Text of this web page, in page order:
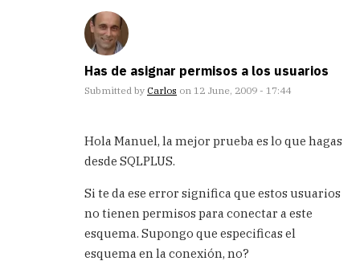
Has de asignar permisos a los usuarios
Submitted by Carlos on 12 June, 2009 - 17:44
reply
Pregunta
Manuel
(not
verified)
Hola Manuel, la mejor prueba es lo que hagas
desde SQLPLUS.
Si te da ese error significa que estos usuarios
no tienen permisos para conectar a este
esquema. Supongo que especificas el
esquema en la conexión, no?